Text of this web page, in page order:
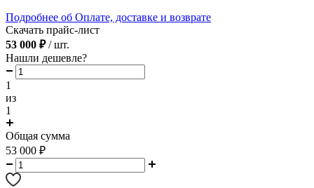
Подробнее об Оплате, доставке и возврате
Скачать прайс-лист
53 000 ₽ / шт.
Нашли дешевле?
1
из
1
Общая сумма
53 000 ₽